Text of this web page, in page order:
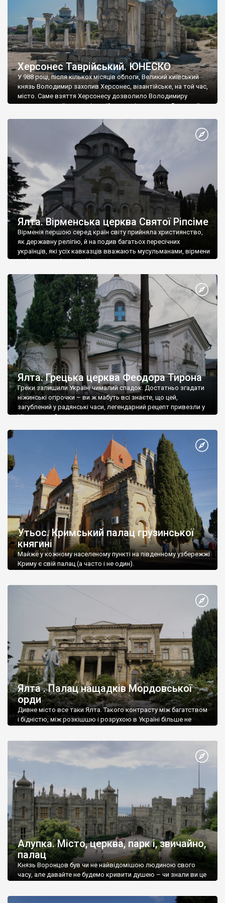
Херсонес Таврійський. ЮНЕСКО
У 988 році, після кількох місяців облоги, Великий київський
князь Володимир захопив Херсонес, візантійське, на той час,
місто. Саме взяття Херсонесу дозволило Володимиру
диктувати свої умови візантійському імператору Василю ІІ, та
Херсонесі Володимир-язичник, став Василем-християнином.
А потім було Хрещення Русі. На честь Херсонесу Таврійського
Ялта. Вірменська церква Святої Ріпсіме
Вірменія першою серед країн світу прийняла християнство,
як державну релігію, й на подив багатьох пересічних
українців, які усіх кавказців вважають мусульманами, вірмени
є відданими вірянами Христа
Ялта. Грецька церква Феодора Тирона
Греки залишили Україні чималий спадок. Достатньо згадати
ніжинські огірочки – ви ж мабуть всі знаєте, що цей,
загублений у радянські часи, легендарний рецепт привезли у
Ніжин греки?
Утьос. Кримський палац грузинської
княгині
Майже у кожному населеному пункті на південному узбережжі
Криму є свій палац (а часто і не один).
Ялта . Палац нащадків Мордовської
орди
Дивне місто все таки Ялта. Такого контрасту між багатством
і бідністю, між розкішшю і розрухою в Україні більше не
Алупка. Місто, церква, парк і, звичайно,
палац
Князь Воронцов був чи не найвідомішою людиною свого
часу, але давайте не будемо кривити душею – чи знали ви це